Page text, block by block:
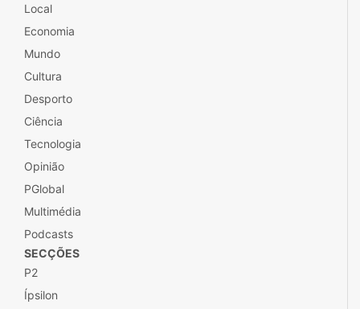
Local
Economia
Mundo
Cultura
Desporto
Ciência
Tecnologia
Opinião
PGlobal
Multimédia
Podcasts
SECÇÕES
P2
Ípsilon